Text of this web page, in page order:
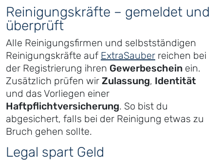
Reinigungskräfte – gemeldet und
überprüft
Alle Reinigungsfirmen und selbstständigen
Reinigungskräfte auf ExtraSauber reichen bei
der Registrierung ihren Gewerbeschein ein.
Zusätzlich prüfen wir Zulassung, Identität
und das Vorliegen einer
Haftpflichtversicherung. So bist du
abgesichert, falls bei der Reinigung etwas zu
Bruch gehen sollte.
Legal spart Geld